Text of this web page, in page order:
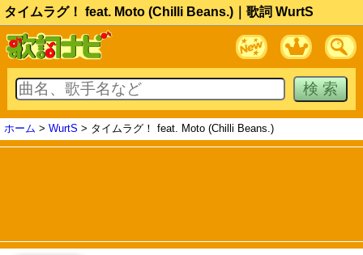
タイムラグ！ feat. Moto (Chilli Beans.)｜歌詞 WurtS
ホーム > WurtS > タイムラグ！ feat. Moto (Chilli Beans.)